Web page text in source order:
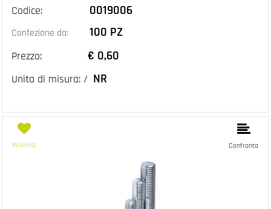
Codice: 0019006
Confezione da: 100 PZ
Prezzo: € 0,60
Unita di misura: / NR
Wishlist Confronta